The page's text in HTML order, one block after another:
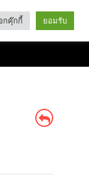
กคุ๊กกี้ ยอมรับ